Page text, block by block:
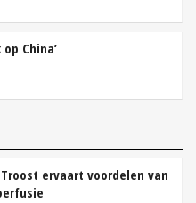
China’
ervaart voordelen van